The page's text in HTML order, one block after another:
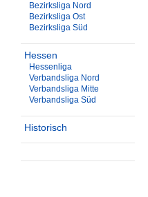
Bezirksliga Nord
Bezirksliga Ost
Bezirksliga Süd
Hessen
Hessenliga
Verbandsliga Nord
Verbandsliga Mitte
Verbandsliga Süd
Historisch